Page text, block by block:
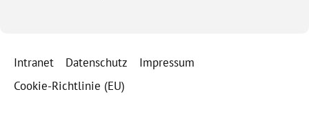
Intranet Datenschutz
Impressum
Cookie-Richtlinie (EU)